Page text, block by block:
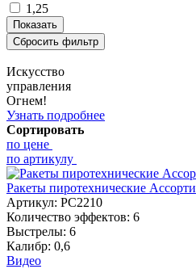
1,25
Искусство
управления
Огнем!
Узнать подробнее
Сортировать
по цене
по артикулу
Ракеты пиротехнические Ассорти
Артикул: РС2210
Количество эффектов: 6
Выстрелы: 6
Калибр: 0,6
Видео